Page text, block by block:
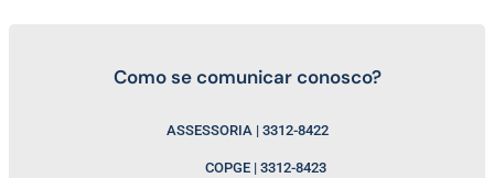
Como se comunicar conosco?
ASSESSORIA | 3312-8422
COPGE | 3312-8423